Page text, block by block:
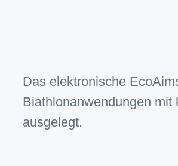
Das elektronische
Biathlonanwendungen
ausgelegt.